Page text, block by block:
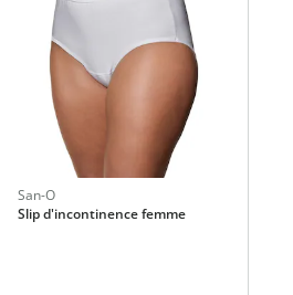
San-O
Slip d'incontinence femme